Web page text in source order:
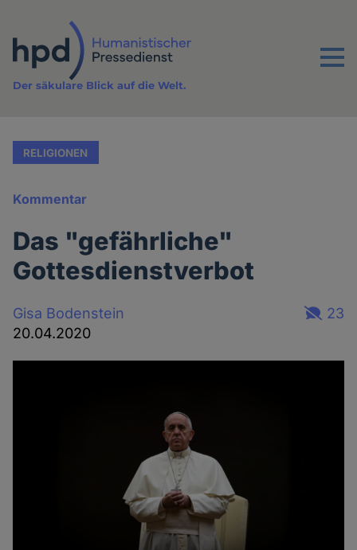
Inhalt
Menu
Der säkulare Blick auf die Welt.
RELIGIONEN
Kommentar
Das "gefährliche"
Gottesdienstverbot
Gisa Bodenstein
20.04.2020
23